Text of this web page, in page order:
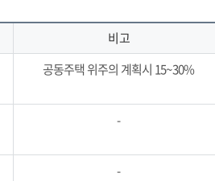
비고
공동주택 위주의 계획시 15~30%
-
-